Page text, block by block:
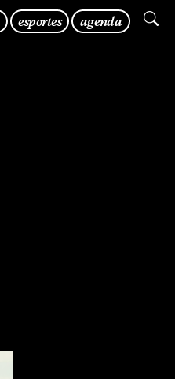
esportes agenda